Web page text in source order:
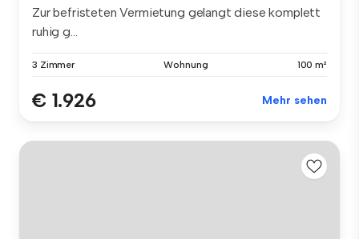
Zur befristeten Vermietung gelangt diese komplett
ruhig g...
3 Zimmer Wohnung 100 m²
€ 1.926 Mehr sehen